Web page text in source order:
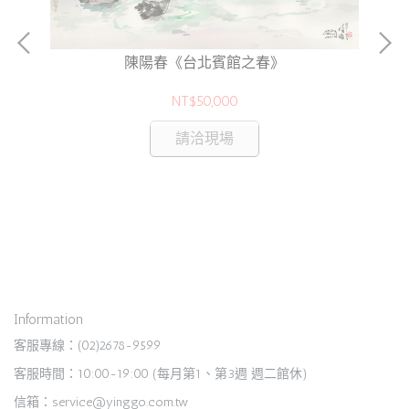
陳陽春《台北賓館之春》
NT$50,000
請洽現場
Information
客服專線：(02)2678-9599
客服時間：10:00-19:00 (每月第1、第3週 週二館休)
信箱：service@yinggo.com.tw